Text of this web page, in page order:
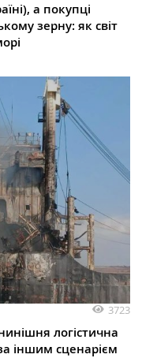
а покупці
зерну: як світ
3723
логістична
іншим сценарієм